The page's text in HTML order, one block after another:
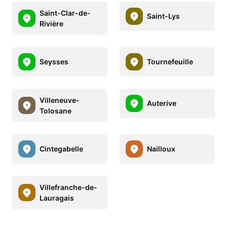
Saint-Clar-de-
Rivière
Saint-Lys
Seysses Tournefeuille
Villeneuve-
Tolosane
Auterive
Cintegabelle Nailloux
Villefranche-de-
Lauragais